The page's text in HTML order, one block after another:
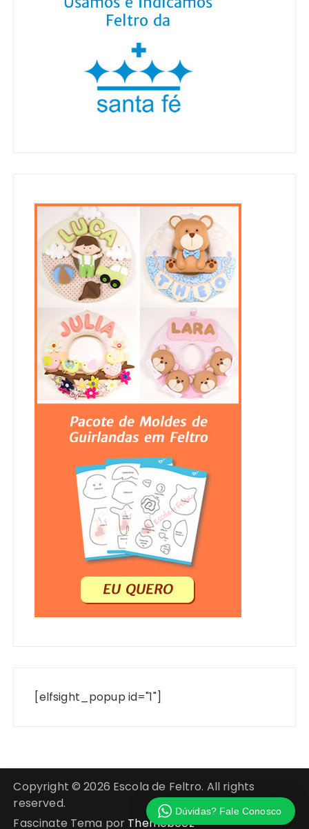
[elfsight_popup id="1"]
Copyright © 2026 Escola de Feltro. All rights
reserved.
Fascinate Tema por Themebeez
Dúvidas? Fale Conosco